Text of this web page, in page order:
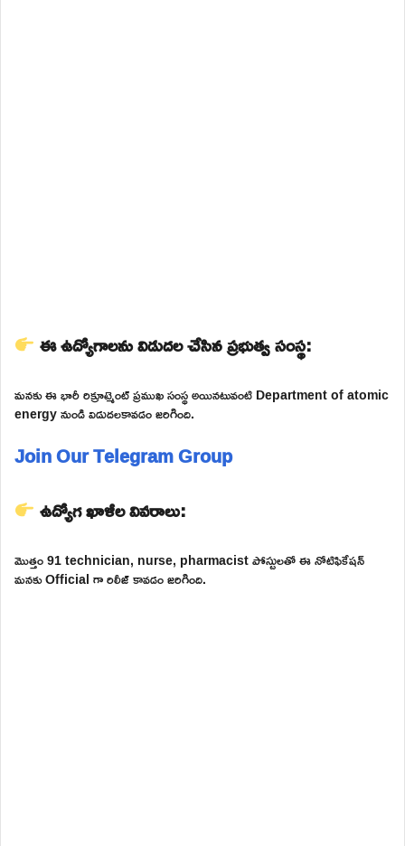
ఈ ఉద్యోగాలను విడుదల చేసిన ప్రభుత్వ సంస్థ:
మనకు ఈ భారీ రిక్రూట్మెంట్ ప్రముఖ సంస్థ అయినటువంటి Department of atomic
energy నుండి విడుదలకావడం జరిగింది.
Join Our Telegram Group
ఉద్యోగ ఖాళీల వివరాలు:
మొత్తం 91 technician, nurse, pharmacist పోస్టులతో ఈ నోటిఫికేషన్
మనకు Official గా రిలీజ్ కావడం జరిగింది.